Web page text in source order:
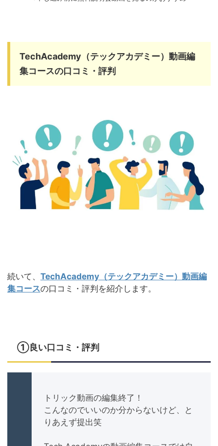
TechAcademy（テックアカデミー）動画編
集コースの口コミ・評判
続いて、 TechAcademy（テックアカデミー）動画編
集コースの口コミ・評判を紹介します。
①良い口コミ・評判
トリック動画の編集終了！
こんなのでいいのか分からないけど、と
りあえず提出笑